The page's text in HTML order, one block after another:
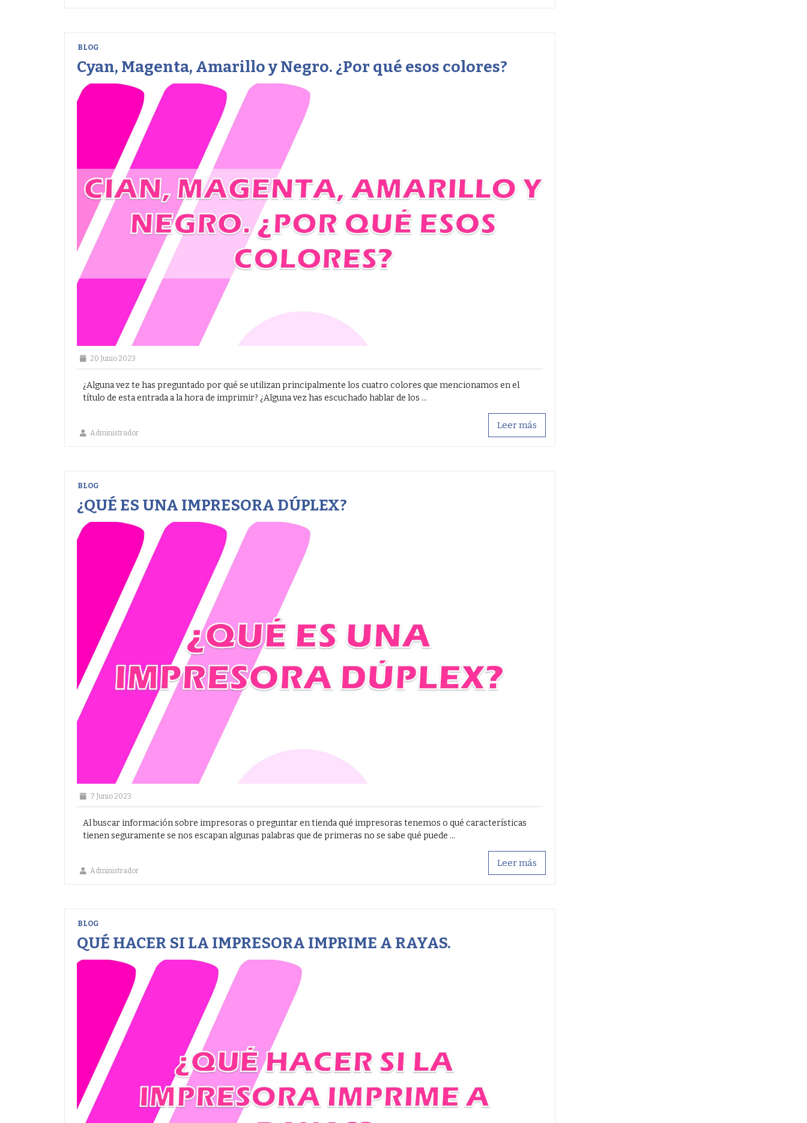
Cyan, Magenta, Amarillo y Negro. ¿Por qué esos colores?
BLOG
Administrador
20 Junio 2023
¿Alguna vez te has preguntado por qué se utilizan principalmente los cuatro colores que mencionamos en el
título de esta entrada a la hora de imprimir? ¿Alguna vez has escuchado hablar de los ...
Leer más
¿QUÉ ES UNA IMPRESORA DÚPLEX?
BLOG
Administrador
7 Junio 2023
Al buscar información sobre impresoras o preguntar en tienda qué impresoras tenemos o qué características
tienen seguramente se nos escapan algunas palabras que de primeras no se sabe qué puede ...
Leer más
QUÉ HACER SI LA IMPRESORA IMPRIME A RAYAS.
BLOG